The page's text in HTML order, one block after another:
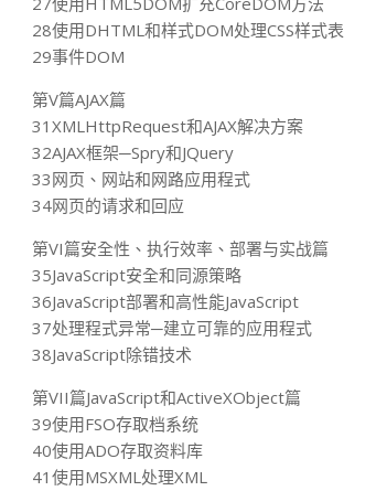
28使用DHTML和样式DOM处理CSS样式表
29事件DOM
第V篇AJAX篇
31XMLHttpRequest和AJAX解决方案
32AJAX框架─Spry和JQuery
33网页、网站和网路应用程式
34网页的请求和回应
第VI篇安全性、执行效率、部署与实战篇
35JavaScript安全和同源策略
36JavaScript部署和高性能JavaScript
37处理程式异常─建立可靠的应用程式
38JavaScript除错技术
第VII篇JavaScript和ActiveXObject篇
39使用FSO存取档系统
40使用ADO存取资料库
41使用MSXML处理XML